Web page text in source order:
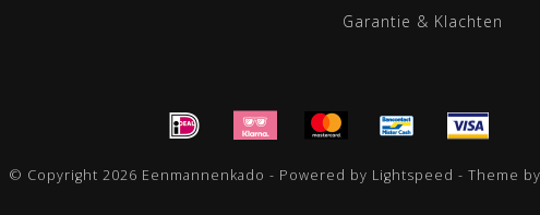
Garantie & Klachten
© Copyright 2026 Eenmannenkado - Powered by Lightspeed - Theme by